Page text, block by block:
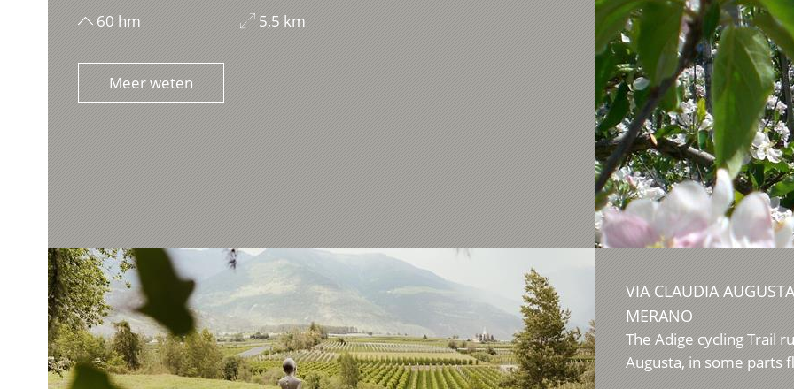
60 hm
5,5 km
Meer weten
VIA CLAUDIA
MERANO
The Adige cycling Trail
Augusta, in some parts